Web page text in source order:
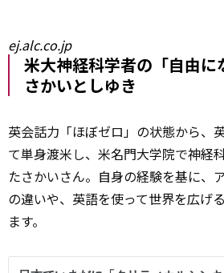
ej.alc.co.jp
米大神経科学者の「自由に
さかいとしゆき
英会話力「ほぼゼロ」の状態から、
て単身渡米し、米名門大学院で神経
たさかいさん。自身の経験を基に、
の違いや、英語を使って世界を広げ
ます。